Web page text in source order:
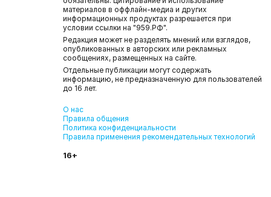
материалов в оффлайн-медиа и других
информационных продуктах разрешается при
условии ссылки на "959.РФ".
Редакция может не разделять мнений или взглядов,
опубликованных в авторских или рекламных
сообщениях, размещенных на сайте.
Отдельные публикации могут содержать
информацию, не предназначенную для пользователей
до 16 лет.
О нас
Правила общения
Политика конфиденциальности
Правила применения рекомендательных технологий
16+